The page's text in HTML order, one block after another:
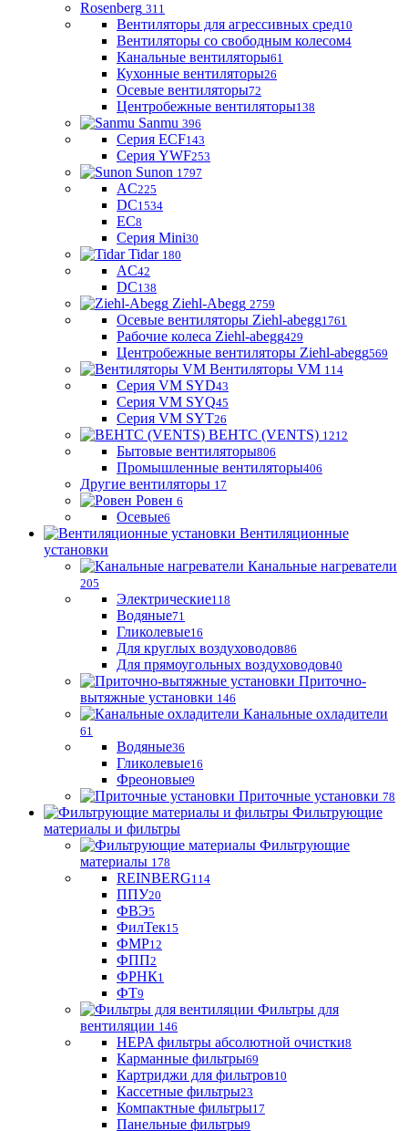
Rosenberg 311
Вентиляторы для агрессивных сред10
Вентиляторы со свободным колесом4
Канальные вентиляторы61
Кухонные вентиляторы26
Осевые вентиляторы72
Центробежные вентиляторы138
Sanmu 396
Серия ECF143
Серия YWF253
Sunon 1797
AC225
DC1534
EC8
Серия Mini30
Tidar 180
AC42
DC138
Ziehl-Abegg 2759
Осевые вентиляторы Ziehl-abegg1761
Рабочие колеса Ziehl-abegg429
Центробежные вентиляторы Ziehl-abegg569
Вентиляторы VM 114
Серия VM SYD43
Серия VM SYQ45
Серия VM SYT26
ВЕНТС (VENTS) 1212
Бытовые вентиляторы806
Промышленные вентиляторы406
Другие вентиляторы 17
Ровен 6
Осевые6
Вентиляционные
установки
Канальные нагреватели
205
Электрические118
Водяные71
Гликолевые16
Для круглых воздуховодов86
Для прямоугольных воздуховодов40
Приточно-
вытяжные установки 146
Канальные охладители
61
Водяные36
Гликолевые16
Фреоновые9
Приточные установки 78
Фильтрующие
материалы и фильтры
Фильтрующие
материaлы 178
REINBERG114
ППУ20
ФВЭ5
ФилТек15
ФМР12
ФПП2
ФРНК1
ФТ9
Фильтры для
вентиляции 146
HEPA фильтры абсолютной очистки8
Карманные фильтры69
Картриджи для фильтров10
Кассетные фильтры23
Компактные фильтры17
Панельные фильтры9